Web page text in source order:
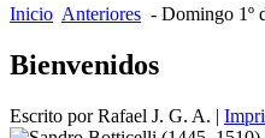
Inicio Anteriores - Domingo 1º
Bienvenidos
Escrito por Rafael J. G. A. |